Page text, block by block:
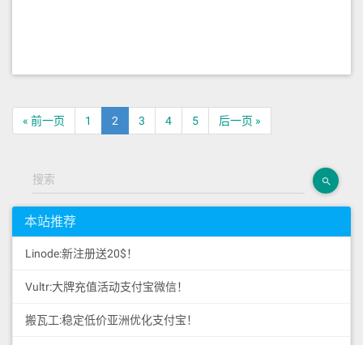
« 前一页 1 2 3 4 5 后一页 »
搜索
本站推荐
Linode:新注册送20$！
Vultr:大牌充值活动支付宝微信！
搬瓦工:稳定低价亚洲优化支付宝！